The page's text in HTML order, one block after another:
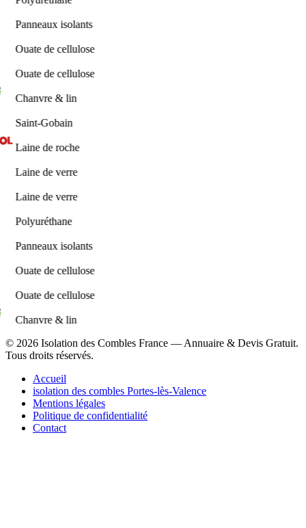
Panneaux isolants
Ouate de cellulose
Ouate de cellulose
Chanvre & lin
Saint-Gobain
Laine de roche
Laine de verre
Laine de verre
Polyuréthane
Panneaux isolants
Ouate de cellulose
Ouate de cellulose
Chanvre & lin
© 2026 Isolation des Combles France — Annuaire & Devis Gratuit.
Tous droits réservés.
Accueil
isolation des combles Portes-lès-Valence
Mentions légales
Politique de confidentialité
Contact